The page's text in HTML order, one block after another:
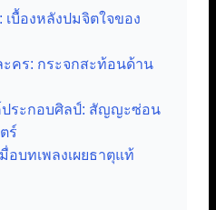
เบื้องหลังปมจิตใจของ
ะคร: กระจกสะท้อนด้าน
ประกอบศิลป์: สัญญะซ่อน
ร์
อบทเพลงเผยธาตุแท้